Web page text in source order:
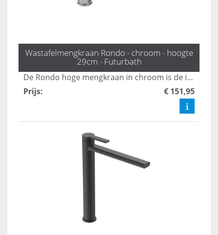
Wastafelmengkraan Rondo - chroom - hoogte
29cm - Futurbath
De Rondo hoge mengkraan in chroom is de ideale keuze voor opzetwastafels en diepe kommen, dankzij zijn indrukwekkende hoogte van 29 cm. Deze combinatie van stijl en functionaliteit maakt het een must-have voor elke moderne badkamer. Upgrade uw sanitair met deze elegante kraan die zowel praktische als esthetische voordelen biedt.
Prijs: € 151,95